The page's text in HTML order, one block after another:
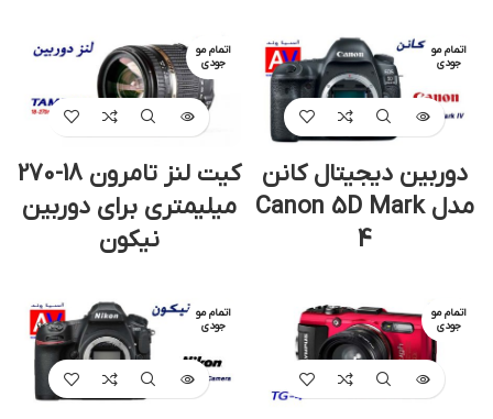
اتمام مو
جودی
دوربین دیجیتال کانن
مدل Canon 5D Mark
4
اتمام مو
جودی
کیت لنز تامرون 18-270
میلیمتری برای دوربین
نیکون
اتمام مو
جودی
اتمام مو
جودی